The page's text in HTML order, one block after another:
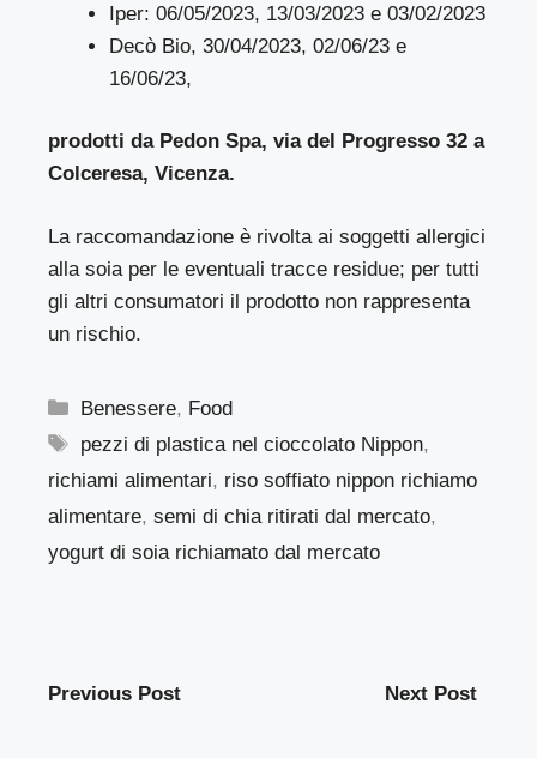
Iper: 06/05/2023, 13/03/2023 e 03/02/2023
Decò Bio, 30/04/2023, 02/06/23 e
16/06/23,
prodotti da Pedon Spa, via del Progresso 32 a
Colceresa, Vicenza.
La raccomandazione è rivolta ai soggetti allergici
alla soia per le eventuali tracce residue; per tutti
gli altri consumatori il prodotto non rappresenta
un rischio.
Categorie
Benessere, Food
Tag
pezzi di plastica nel cioccolato Nippon,
richiami alimentari, riso soffiato nippon richiamo
alimentare, semi di chia ritirati dal mercato,
yogurt di soia richiamato dal mercato
Previous Post Next Post